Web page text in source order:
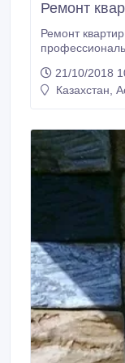
Ремонт
Ремонт
профессиональный
коттеджи, офисы, подъезды, фасады, занимаемся
облицовкой из мрамора,
штукатурку.
21/10/2018
Казахстан,